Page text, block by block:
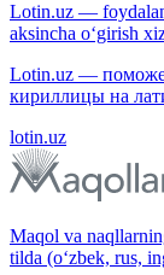
Lotin.uz —
aksincha o‘girish
Lotin.uz —
кириллицы на
lotin.uz
Maqol va
tilda (o‘zbek, rus,